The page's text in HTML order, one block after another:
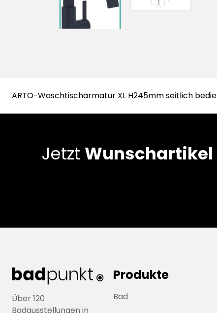
ARTO-Waschtischarmatur XL H245mm seitlich
Jetzt
Über 120
Badausstellungen in
Produkte
Bad